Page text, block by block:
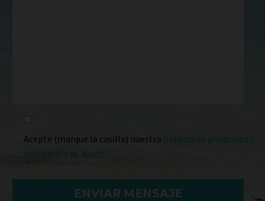
Acepte (marque la casilla) nuestra política de privacidad y
protección de datos